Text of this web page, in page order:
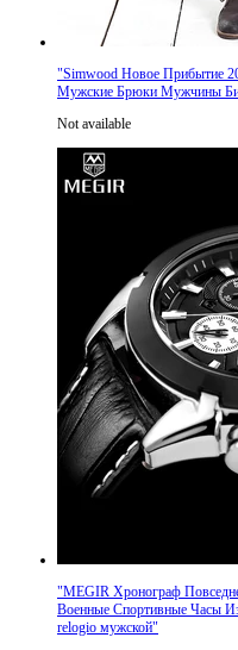
"Simwood Новое Прибытие
Мужские Брюки Мужчины
Not available
"MEGIR Хронограф
Военные Спортивные Часы
relogio мужской"